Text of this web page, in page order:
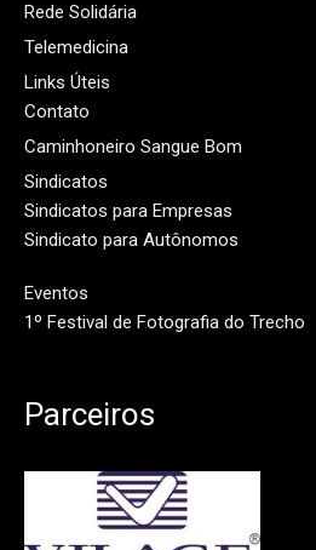
Rede Solidária
Telemedicina
Links Úteis
Contato
Caminhoneiro Sangue Bom
Sindicatos
Sindicatos para Empresas
Sindicato para Autônomos
Eventos
1º Festival de Fotografia do Trecho
Parceiros